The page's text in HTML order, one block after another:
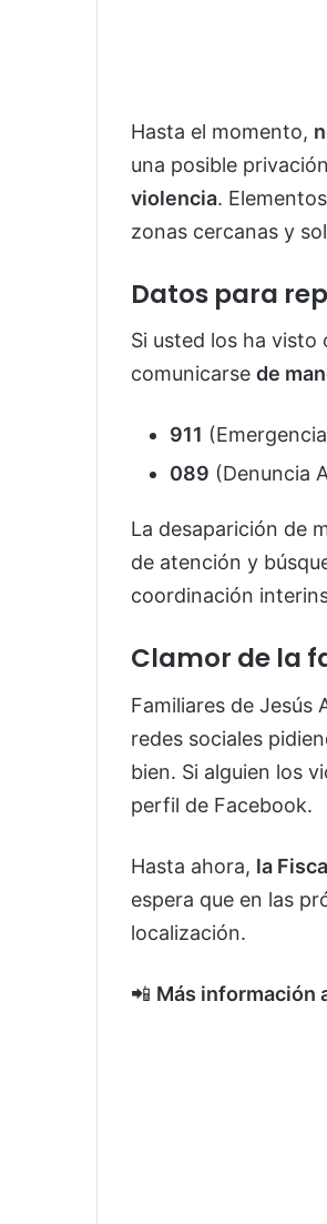
Hasta el momento,
una posible
violencia.
zonas cercanas y
Datos para
Si usted los ha
comunicarse de
911
089 (Denuncia
La desaparición de
de atención y
coordinación
Clamor de la
Familiares de
redes sociales
bien. Si alguien los
perfil de Facebook.
Hasta ahora, la
espera que en las
localización.
📲 Más información